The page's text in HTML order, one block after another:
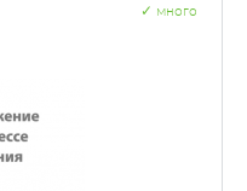
много